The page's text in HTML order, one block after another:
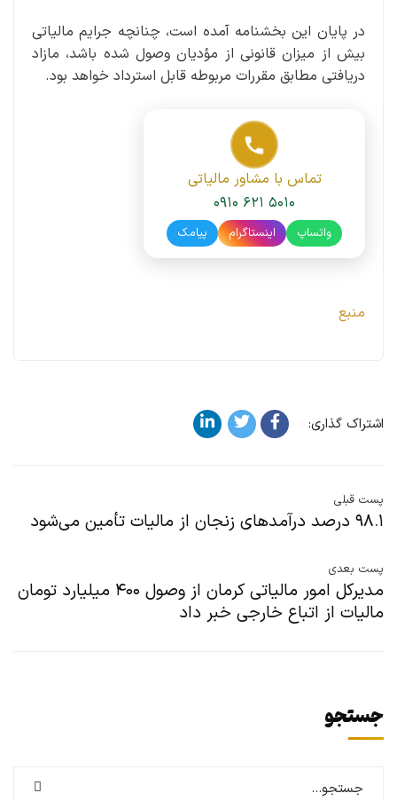
در پایان این بخشنامه آمده است، چنانچه جرایم مالیاتی
بیش از میزان قانونی از مؤدیان وصول شده باشد، مازاد
دریافتی مطابق مقررات مربوطه قابل استرداد خواهد بود.
تماس با مشاور مالیاتی
۰۹۱۰ ۶۲۱ ۵۰۱۰
واتساپ اینستاگرام پیامک
منبع
اشتراک گذاری:
پست قبلی
۹۸.۱ درصد درآمدهای زنجان از مالیات تأمین می‌شود
پست بعدی
مدیرکل امور مالیاتی کرمان از وصول ۴۰۰ میلیارد تومان
مالیات از اتباع خارجی خبر داد
جستجو